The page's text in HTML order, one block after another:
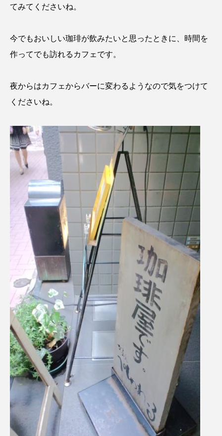
てみてくださいね。
今でもおいしい珈琲が飲みたいと思ったときに、時間を
作ってでも訪れるカフェです。
夜からはカフェからバーに変わるようなので気をつけて
くださいね。